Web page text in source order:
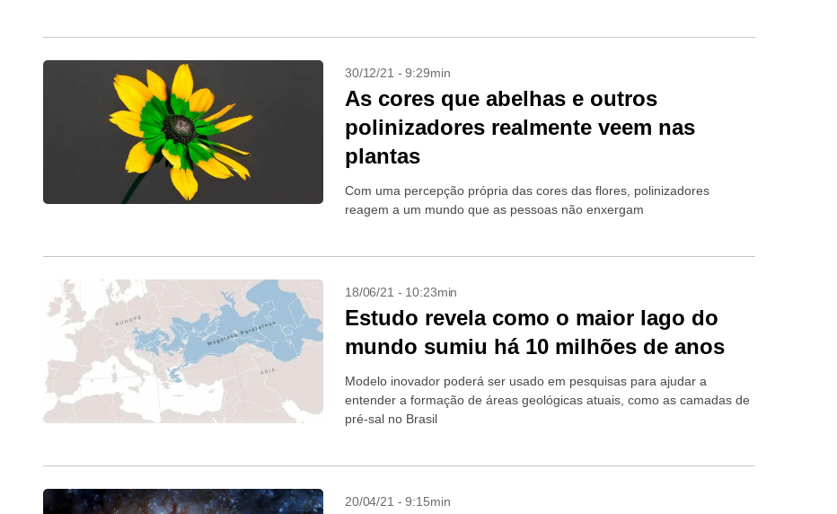
30/12/21 - 9:29min
As cores que abelhas e outros
polinizadores realmente veem nas
plantas
Com uma percepção própria das cores das flores, polinizadores
reagem a um mundo que as pessoas não enxergam
18/06/21 - 10:23min
Estudo revela como o maior lago do
mundo sumiu há 10 milhões de anos
Modelo inovador poderá ser usado em pesquisas para ajudar a
entender a formação de áreas geológicas atuais, como as camadas de
pré-sal no Brasil
20/04/21 - 9:15min